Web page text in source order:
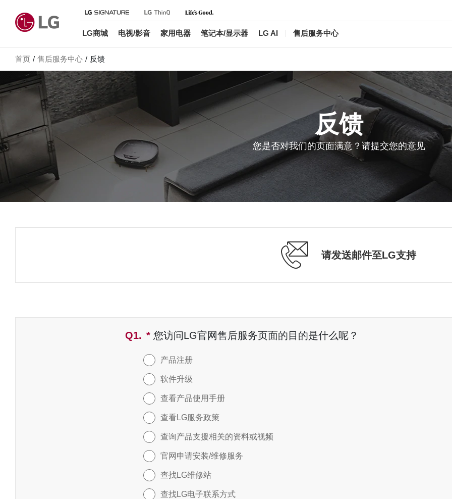
LG商城 电视/影音 家用电器 笔记本/显示器 LG AI 售后服务中心
首页 售后服务中心 反馈
反馈
您是否对我们的页面满意？请提交您的意见
请发送邮件至LG支持
Q1. * 必填字段
您访问LG官网售后服务页面的目的是什么呢？
产品注册
软件升级
查看产品使用手册
查看LG服务政策
查询产品支援相关的资料或视频
官网申请安装/维修服务
查找LG维修站
查找LG电子联系方式